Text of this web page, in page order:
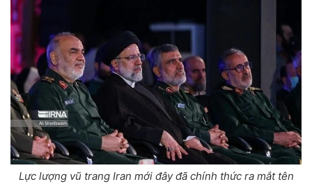
Lực lượng vũ trang Iran mới đây đã chính thức ra mắt tên